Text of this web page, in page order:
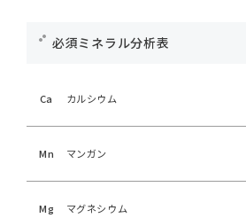
必須ミネラル分析表
Ca カルシウム
Mn マンガン
Mg マグネシウム